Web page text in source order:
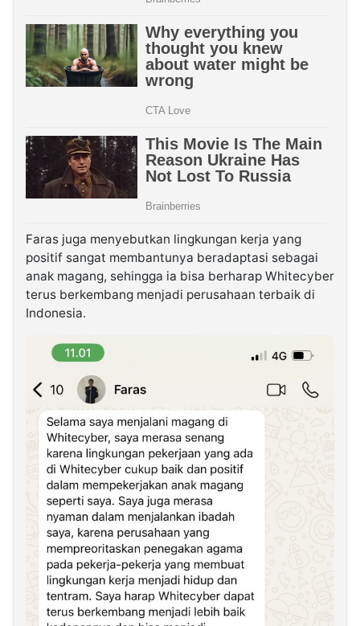
Faras juga menyebutkan lingkungan kerja yang
positif sangat membantunya beradaptasi sebagai
anak magang, sehingga ia bisa berharap Whitecyber
terus berkembang menjadi perusahaan terbaik di
Indonesia.